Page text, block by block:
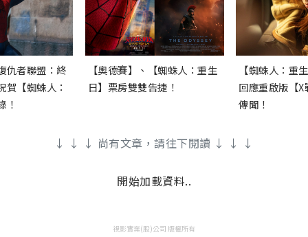
仇者聯盟：終
賀【蜘蛛人：
！
【奧德賽】、【蜘蛛人：重生
日】票房雙雙告捷！
【蜘蛛人：重
回應重啟版【
傳聞！
↓ ↓ ↓ 尚有文章，請往下閱讀 ↓ ↓ ↓
開始加載資料..
視影實業(股)公司 版權所有